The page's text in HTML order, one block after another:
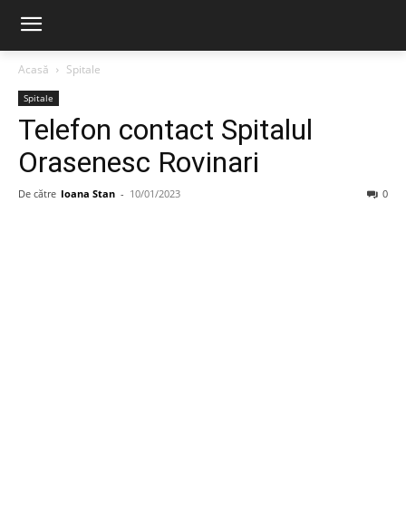
Acasă Spitale
Spitale
Telefon contact Spitalul
Orasenesc Rovinari
De către Ioana Stan - 10/01/2023 0